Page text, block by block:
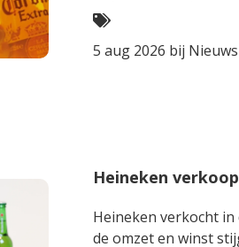
5 aug 2026 bij Nieuws
Heineken
Heineken verkocht
de omzet en winst